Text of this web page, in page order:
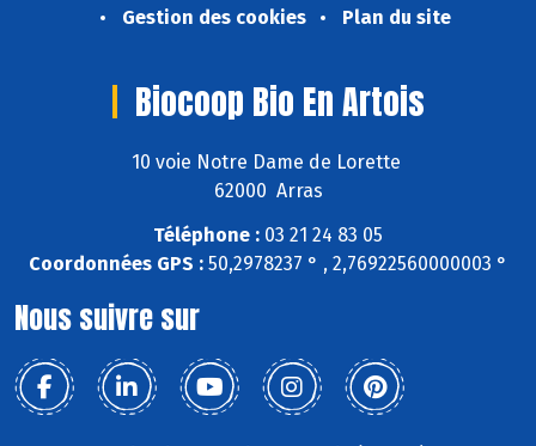
Gestion des cookies
Plan du site
Biocoop Bio En Artois
10 voie Notre Dame de Lorette
62000 Arras
Téléphone : 03 21 24 83 05
Coordonnées GPS : 50,2978237 ° , 2,76922560000003 °
Nous suivre sur